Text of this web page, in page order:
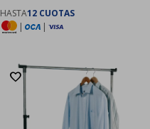
HASTA12 CUOTAS
|
|